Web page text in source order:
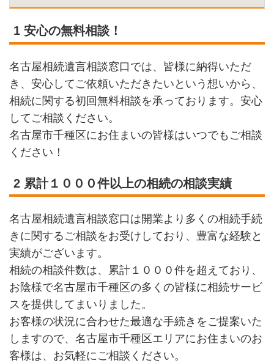
1 安心の無料相談！
名古屋相続遺言相談窓口では、皆様に納得いただ
き、安心してご依頼いただきたいという想いから、
相続に関する初回無料相談を承っております。安心
してご相談ください。
名古屋市千種区にお住まいの皆様はいつでもご相談
ください！
2 累計１０００件以上の相続の相談実績
名古屋相続遺言相談窓口は開業より多くの相続手続
きに関するご相談をお受けしており、豊富な経験と
実績がございます。
相続の相談件数は、累計１０００件を超えており、
お陰様で名古屋市千種区の多くの皆様に相続サービ
スを提供してまいりました。
お客様の状況に合わせた最適な手続きをご提案いた
しますので、名古屋市千種区エリアにお住まいのお
客様は、お気軽にご相談ください。